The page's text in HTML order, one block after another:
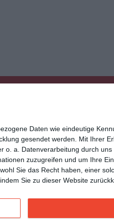
Daten wie eindeutige
gesendet werden.
Mit Ihrer
a. Datenverarbeitung durch
zuzugreifen und um Ihre
Sie das Recht haben, einer
Sie zu dieser Website
Impressum
Kisseo auf
di auguri